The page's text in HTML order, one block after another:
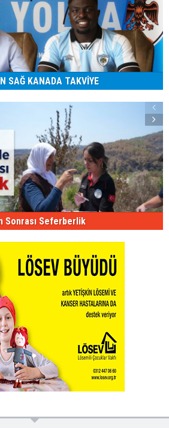
SAĞ KANADA TAKVİYE
Sonrası Seferberlik